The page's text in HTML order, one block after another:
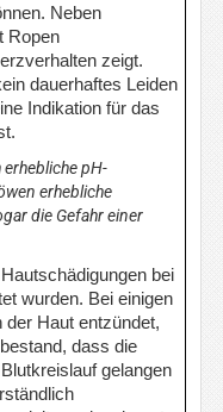
Neben
Ropen
zeigt.
dauerhaftes Leiden
Indikation für das
pH-
erhebliche
die Gefahr einer
bei
wurden. Bei einigen
der Haut entzündet,
dass die
gelangen